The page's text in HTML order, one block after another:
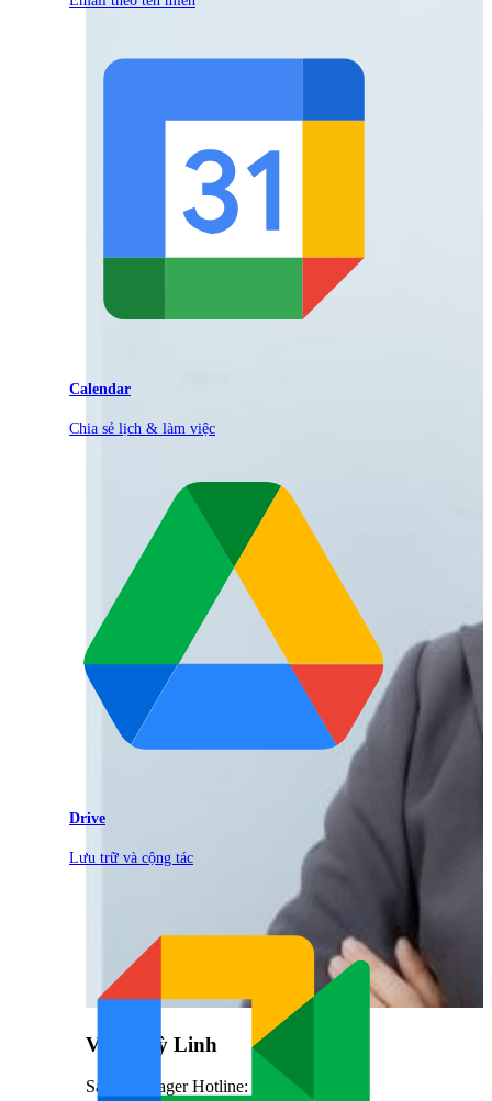
Vũ Thuỳ Linh
Sales Manager Hotline: 0842.999.666
Calendar
Chia sẻ lịch & làm việc
Drive
Lưu trữ và cộng tác